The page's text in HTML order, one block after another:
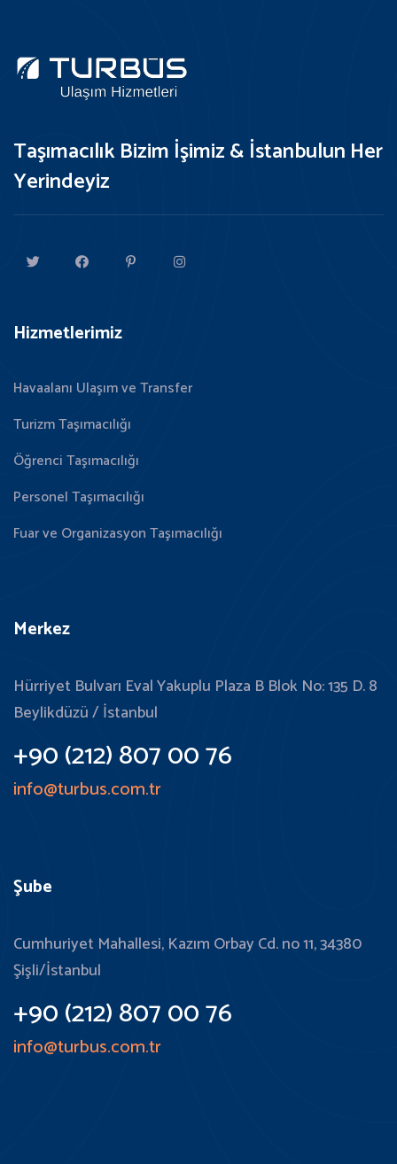
Taşımacılık Bizim İşimiz & İstanbulun Her
Yerindeyiz
Hizmetlerimiz
Havaalanı Ulaşım ve Transfer
Turizm Taşımacılığı
Öğrenci Taşımacılığı
Personel Taşımacılığı
Fuar ve Organizasyon Taşımacılığı
Merkez
Hürriyet Bulvarı Eval Yakuplu Plaza B Blok No: 135 D. 8
Beylikdüzü / İstanbul
+90 (212) 807 00 76
info@turbus.com.tr
Şube
Cumhuriyet Mahallesi, Kazım Orbay Cd. no 11, 34380
Şişli/İstanbul
+90 (212) 807 00 76
info@turbus.com.tr